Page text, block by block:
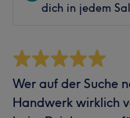
dich in jedem
Wer auf der Suche
Handwerk wirklich